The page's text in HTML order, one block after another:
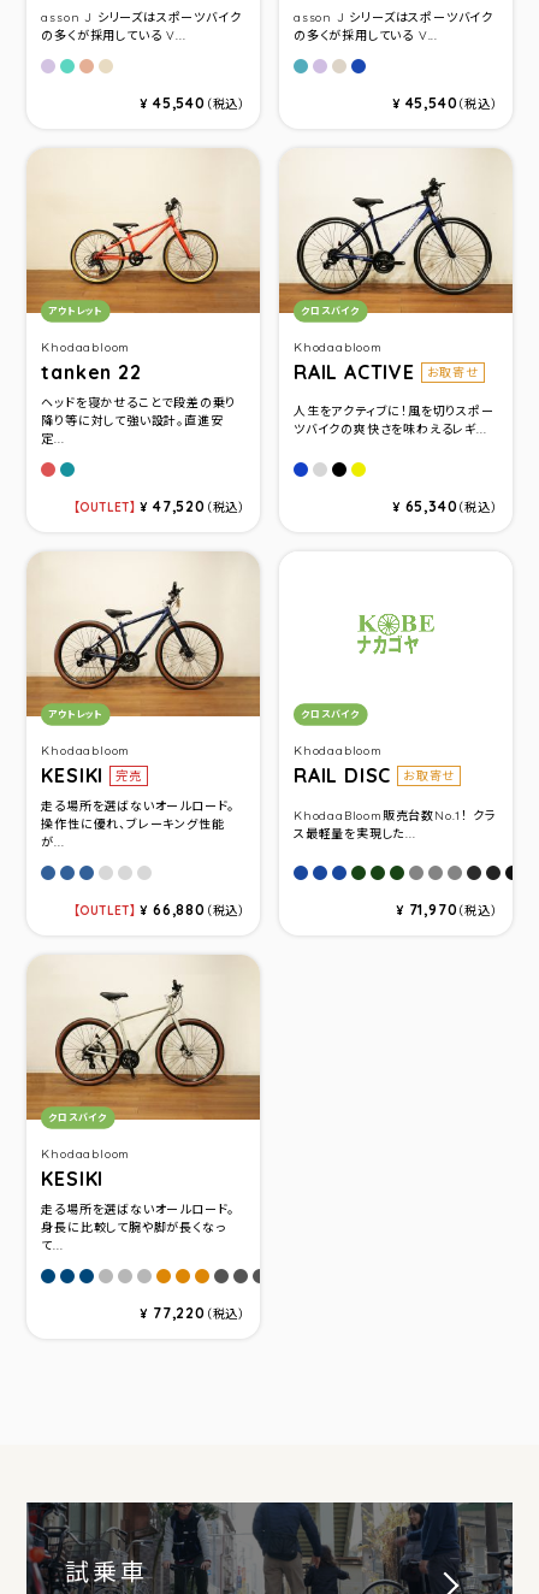
asson J シリーズはスポーツバイク
の多くが採用している V...
マットラベンダーパープル
マットミントグリーン
マットピーチピンク
マットグレージュベージュ
¥ 45,540 （税込）
asson J シリーズはスポーツバイク
の多くが採用している V...
マットパステルブルー
マットラベンダーパープル
マットフレンチグレー
マットネイビーブルー
¥ 45,540（税込）
Khodaabloom
tanken 22
カテゴリ：
アウトレット
ヘッドを寝かせることで段差の乗り
降り等に対して強い設計。直進安
定...
マッドレッド
マットターコイズブルー
OUTLET ¥ 47,520 （税込）
Khodaabloom
RAIL ACTIVE お取寄せ
カテゴリ：
クロスバイク
人生をアクティブに！風を切りスポー
ツバイクの爽快さを味わえるレギ...
アズライトブル－
ミスティグレー
マットブラック
ネオンイエロ－
¥ 65,340（税込）
Khodaabloom
KESIKI 完売
カテゴリ：
アウトレット
走る場所を選ばないオールロード。
操作性に優れ、ブレーキング性能
が...
ダークブルー(サイズ420)
ダークブルー(サイズ460)
ダークブルー(サイズ500)
マットグレー(サイズ420)
マットグレー(サイズ460)
マットグレー(サイズ500)
OUTLET ¥ 66,880 （税込）
Khodaabloom
RAIL DISC お取寄せ
カテゴリ：
クロスバイク
KhodaaBloom販売台数No.1！ クラ
ス最軽量を実現した...
マットダークブルー(サイズ
マットダークブルー(サイ
マットダークブルー(サ
マットダ－クグリ－
マットダ－クグリ
マットダ－クグ
マットソリッ
マットソリ
マットソ
マット
マッ
マ
¥ 71,970（税込）
Khodaabloom
KESIKI
カテゴリ：
クロスバイク
走る場所を選ばないオールロード。
身長に比較して腕や脚が長くなっ
て...
ダークブルー(サイズ420)
ダークブルー(サイズ460)
ダークブルー(サイズ500)
マットグレー(サイズ420)
マットグレー(サイズ460)
マットグレー(サイズ500)
オレンジ(サイズ420)
オレンジ(サイズ460)
オレンジ(サイズ500)
チャコールブラック(サイズ420)
チャコールブラック(サイズ460)
チャコールブラック(サイズ500)
¥ 77,220 （税込）
試乗車